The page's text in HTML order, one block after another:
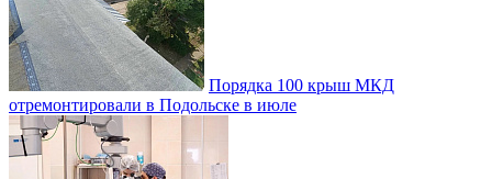
Порядка 100 крыш МКД
отремонтировали в Подольске в июле